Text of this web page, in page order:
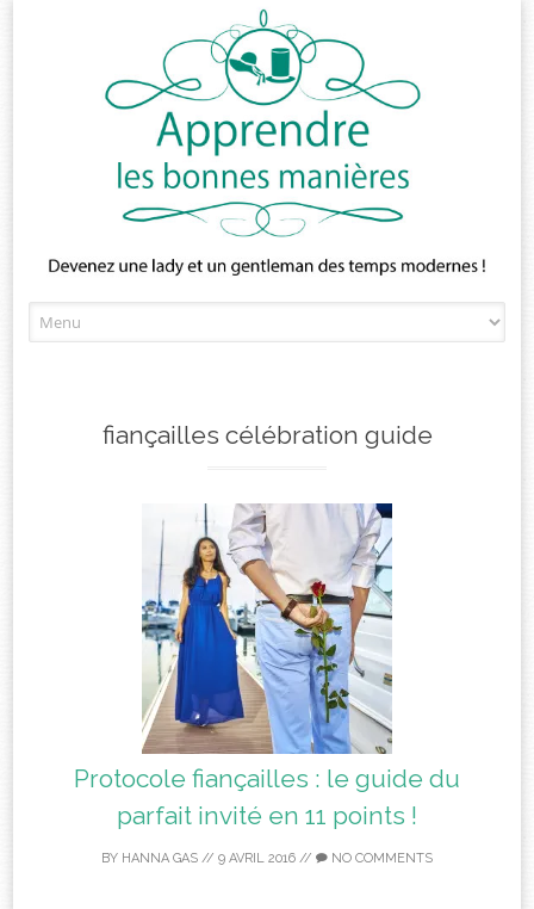
to
fiançailles célébration guide
Protocole fiançailles : le guide du
parfait invité en 11 points !
BY HANNA GAS // 9 AVRIL 2016 // NO COMMENTS